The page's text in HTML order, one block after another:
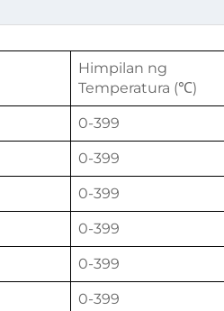
Himpilan ng
Temperatura (℃)
0-399
0-399
0-399
0-399
0-399
0-399